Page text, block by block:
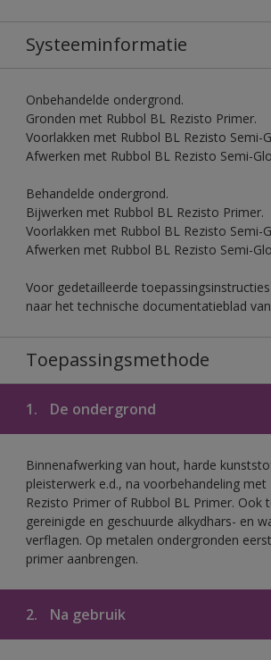
Systeeminformatie
Onbehandelde ondergrond.
Gronden met Rubbol BL Rezisto Primer.
Voorlakken met Rubbol BL Rezisto Semi-
Afwerken met Rubbol BL Rezisto Semi-
Behandelde ondergrond.
Bijwerken met Rubbol BL Rezisto Primer.
Voorlakken met Rubbol BL Rezisto Semi-
Afwerken met Rubbol BL Rezisto Semi-
Voor gedetailleerde
naar het technische documentatieblad
Toepassingsmethode
1. De ondergrond
Binnenafwerking van hout, harde
pleisterwerk e.d., na voorbehandeling met
Rezisto Primer of Rubbol BL Primer. Ook
gereinigde en geschuurde alkydhars- en
verflagen. Op metalen ondergronden
primer aanbrengen.
2. Na gebruik